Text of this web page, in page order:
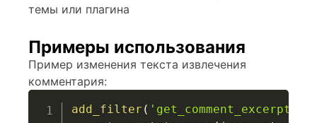
темы или плагина
Примеры использования
Пример изменения текста извлечения
комментария:
add_filter ( 'get_comment_excerpt'